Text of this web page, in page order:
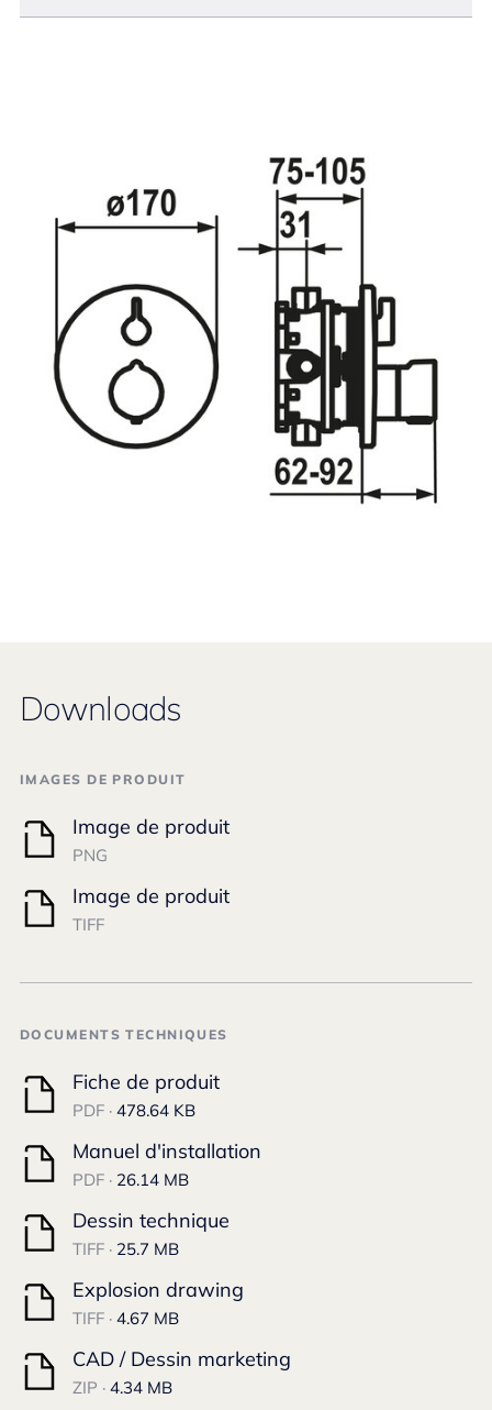
Downloads
IMAGES DE PRODUIT
Image de produit
PNG
Image de produit
TIFF
DOCUMENTS TECHNIQUES
Fiche de produit
PDF · 478.64 KB
Manuel d'installation
PDF · 26.14 MB
Dessin technique
TIFF · 25.7 MB
Explosion drawing
TIFF · 4.67 MB
CAD / Dessin marketing
ZIP · 4.34 MB